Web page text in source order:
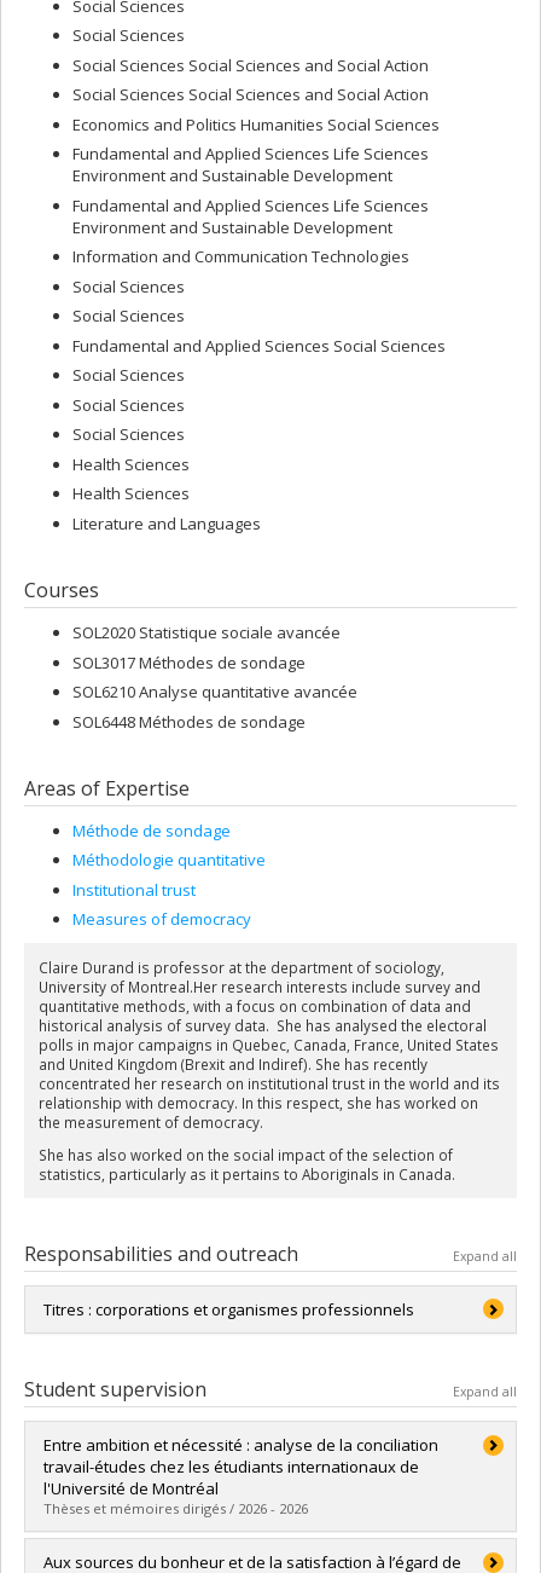
Social Sciences
Social Sciences
Social Sciences Social Sciences and Social Action
Social Sciences Social Sciences and Social Action
Economics and Politics Humanities Social Sciences
Fundamental and Applied Sciences Life Sciences
Environment and Sustainable Development
Fundamental and Applied Sciences Life Sciences
Environment and Sustainable Development
Information and Communication Technologies
Social Sciences
Social Sciences
Fundamental and Applied Sciences Social Sciences
Social Sciences
Social Sciences
Social Sciences
Health Sciences
Health Sciences
Literature and Languages
Courses
SOL2020 Statistique sociale avancée
SOL3017 Méthodes de sondage
SOL6210 Analyse quantitative avancée
SOL6448 Méthodes de sondage
Areas of Expertise
Méthode de sondage
Méthodologie quantitative
Institutional trust
Measures of democracy
Claire Durand is professor at the department of sociology,
University of Montreal.Her research interests include survey and
quantitative methods, with a focus on combination of data and
historical analysis of survey data. She has analysed the electoral
polls in major campaigns in Quebec, Canada, France, United States
and United Kingdom (Brexit and Indiref). She has recently
concentrated her research on institutional trust in the world and its
relationship with democracy. In this respect, she has worked on
the measurement of democracy.
She has also worked on the social impact of the selection of
statistics, particularly as it pertains to Aboriginals in Canada.
Responsabilities and outreach Expand all
Titres : corporations et organismes professionnels
Student supervision Expand all
Entre ambition et nécessité : analyse de la conciliation
travail-études chez les étudiants internationaux de
l'Université de Montréal
Thèses et mémoires dirigés / 2026 - 2026
Graduate :Pelletier, Anthony
Aux sources du bonheur et de la satisfaction à l’égard de